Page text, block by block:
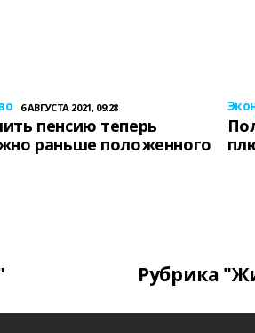
6 АВГУСТА 2021, 09:28
пенсию теперь
раньше положенного
Рубрика